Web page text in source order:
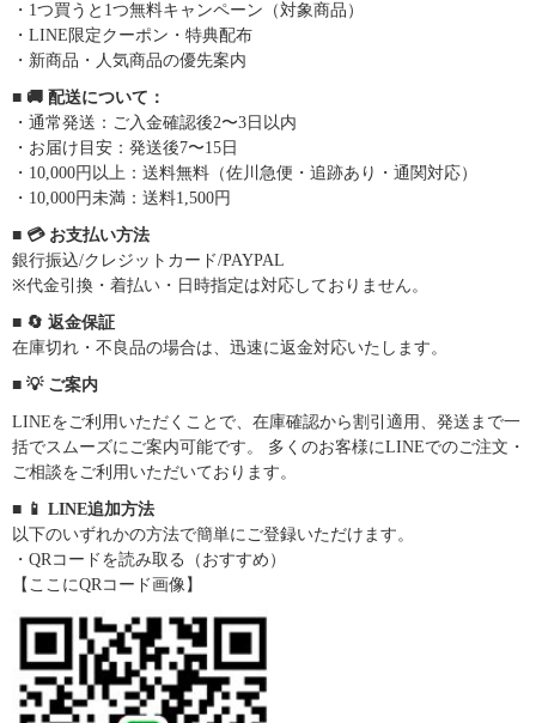
・1つ買うと1つ無料キャンペーン（対象商品）
・LINE限定クーポン・特典配布
・新商品・人気商品の優先案内
■ 🚚 配送について：
・通常発送：ご入金確認後2〜3日以内
・お届け目安：発送後7〜15日
・10,000円以上：送料無料（佐川急便・追跡あり・通関対応）
・10,000円未満：送料1,500円
■ 💳 お支払い方法
銀行振込/クレジットカード/PAYPAL
※代金引換・着払い・日時指定は対応しておりません。
■ 🔄 返金保証
在庫切れ・不良品の場合は、迅速に返金対応いたします。
■ 💡 ご案内
LINEをご利用いただくことで、在庫確認から割引適用、発送まで一
括でスムーズにご案内可能です。 多くのお客様にLINEでのご注文・
ご相談をご利用いただいております。
■ 📱 LINE追加方法
以下のいずれかの方法で簡単にご登録いただけます。
・QRコードを読み取る（おすすめ）
【ここにQRコード画像】